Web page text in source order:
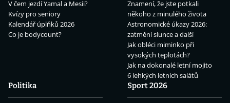
V čem jezdí Yamal a Mesii?
Kvízy pro seniory
Kalendář úplňků 2026
Co je bodycount?
Znamení, že jste potkali
někoho z minulého života
Astronomické úkazy 2026:
zatmění slunce a další
Jak obléci miminko při
vysokých teplotách?
Jak na dokonalé letní mojito
6 lehkých letních salátů
Politika
Sport 2026